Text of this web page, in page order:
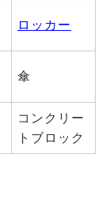
ロッカー
傘
コンクリー
トブロック